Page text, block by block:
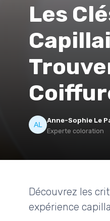
Les
Anne-Sophie Le
Experte coloration
Découvrez les
expérience